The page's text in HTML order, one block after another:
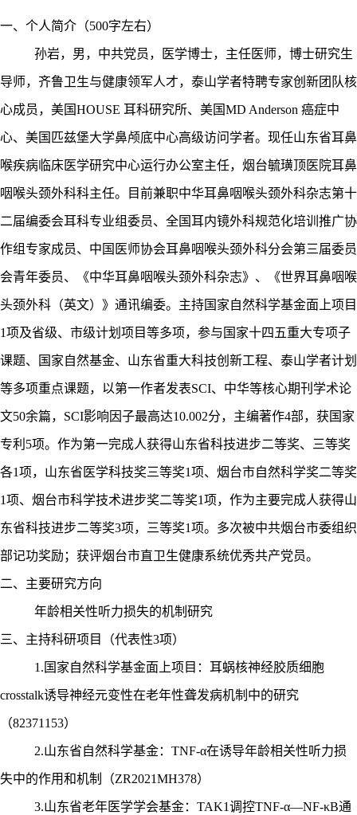
一、个人简介（500字左右）
孙岩，男，中共党员，医学博士，主任医师，博士研究生
导师，齐鲁卫生与健康领军人才，泰山学者特聘专家创新团队核
心成员，美国HOUSE 耳科研究所、美国MD Anderson 癌症中
心、美国匹兹堡大学鼻颅底中心高级访问学者。现任山东省耳鼻
喉疾病临床医学研究中心运行办公室主任，烟台毓璜顶医院耳鼻
咽喉头颈外科科主任。目前兼职中华耳鼻咽喉头颈外科杂志第十
二届编委会耳科专业组委员、全国耳内镜外科规范化培训推广协
作组专家成员、中国医师协会耳鼻咽喉头颈外科分会第三届委员
会青年委员、《中华耳鼻咽喉头颈外科杂志》、《世界耳鼻咽喉
头颈外科（英文）》通讯编委。主持国家自然科学基金面上项目
1项及省级、市级计划项目等多项，参与国家十四五重大专项子
课题、国家自然基金、山东省重大科技创新工程、泰山学者计划
等多项重点课题，以第一作者发表SCI、中华等核心期刊学术论
文50余篇，SCI影响因子最高达10.002分，主编著作4部，获国家
专利5项。作为第一完成人获得山东省科技进步二等奖、三等奖
各1项，山东省医学科技奖三等奖1项、烟台市自然科学奖二等奖
1项、烟台市科学技术进步奖二等奖1项，作为主要完成人获得山
东省科技进步二等奖3项，三等奖1项。多次被中共烟台市委组织
部记功奖励；获评烟台市直卫生健康系统优秀共产党员。
二、主要研究方向
年龄相关性听力损失的机制研究
三、 主持科研项目（代表性3项）
1.国家自然科学基金面上项目：耳蜗核神经胶质细胞
crosstalk诱导神经元变性在老年性聋发病机制中的研究
（82371153）
2.山东省自然科学基金：TNF-α在诱导年龄相关性听力损
失中的作用和机制（ZR2021MH378）
3.山东省老年医学学会基金：TAK1调控TNF-α—NF-κB通